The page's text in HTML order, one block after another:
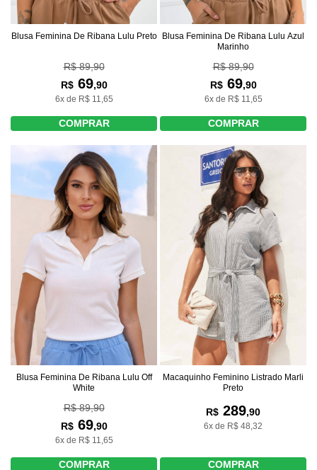
Blusa Feminina De Ribana Lulu Preto
R$ 89,90
R$69,90
6x de R$ 11,65
COMPRAR
Blusa Feminina De Ribana Lulu Azul
Marinho
R$ 89,90
R$69,90
6x de R$ 11,65
COMPRAR
Blusa Feminina De Ribana Lulu Off
White
R$ 89,90
R$69,90
6x de R$ 11,65
COMPRAR
Macaquinho Feminino Listrado Marli
Preto
R$ 289,90
6x de R$ 48,32
COMPRAR